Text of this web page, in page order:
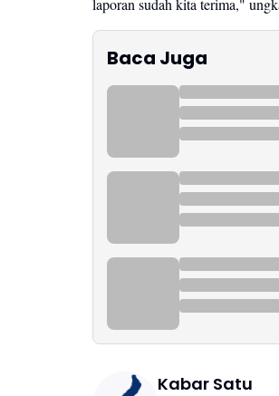
laporan sudah kita terima,"
Baca Juga
Kabar Satu